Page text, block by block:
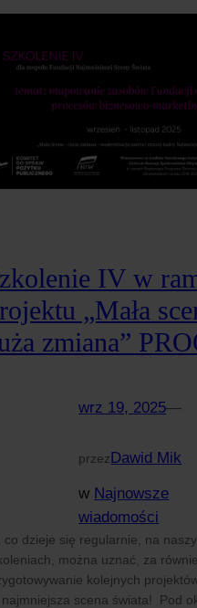
IV w
„Mała
zmiana”
wrz 19, 2025—
przez Dawid Mik
w Najnowsze
wiadomości
co dzieje się regularnie, na
można uznać, za
kolejnych
najmniejsza scena świata! Pod